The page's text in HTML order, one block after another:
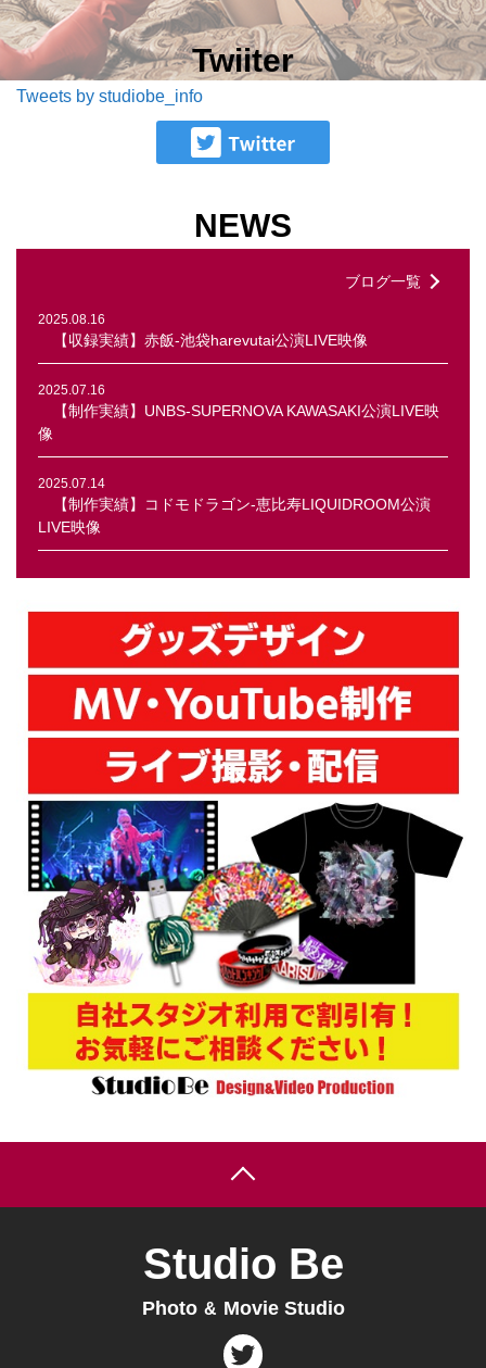
Twiiter
Tweets by studiobe_info
NEWS
ブログ一覧
2025.08.16
【収録実績】赤飯-池袋harevutai公演LIVE映像
2025.07.16
【制作実績】UNBS-SUPERNOVA KAWASAKI公演LIVE映
像
2025.07.14
【制作実績】コドモドラゴン-恵比寿LIQUIDROOM公演
LIVE映像
Studio Be
Photo & Movie Studio